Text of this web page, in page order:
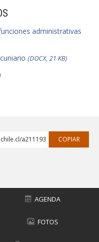
administrativas
(DOCX, 21 KB)
a211193 COPIAR
AGENDA
FOTOS